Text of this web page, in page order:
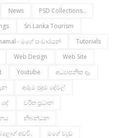
News
PSD Collections..
Sri Lanka Tourism
- මගේ සංචාරයන්
Tutorials
Web Design
Web Site
Youtube
අධ්‍යාපනික දෑ.
අරුම පුදුම දේවල්
චරිත ප්‍රධාන
නිබන්ධන
අඩවි.
මගේ වැඩ